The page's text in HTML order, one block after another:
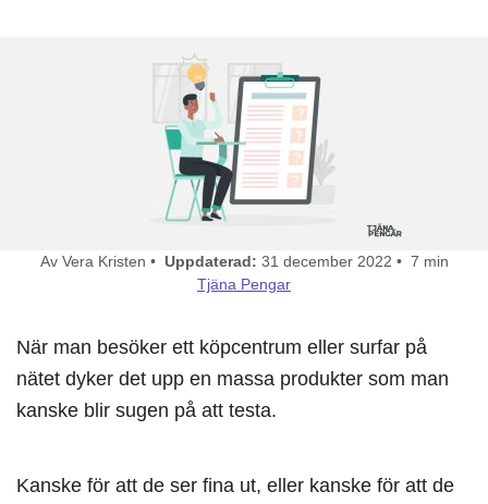
Av Vera Kristen • Uppdaterad: 31 december 2022 • 7 min
Tjäna Pengar
När man besöker ett köpcentrum eller surfar på
nätet dyker det upp en massa produkter som man
kanske blir sugen på att testa.
Kanske för att de ser fina ut, eller kanske för att de